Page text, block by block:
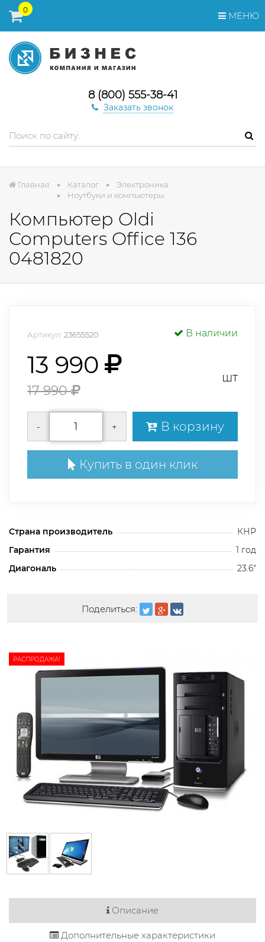
МЕНЮ
0
8 (800) 555-38-41
Заказать звонок
Главная Каталог
Электроника
Ноутбуки и компьютеры
Компьютер Oldi
Computers Office 136
0481820
Артикул: 23655520 В наличии
13 990
17 990
шт
- + В корзину
Купить в один клик
Страна производитель
КНР
Гарантия
1 год
Диагональ
23.6"
Поделиться:
РАСПРОДАЖА!
Описание
Дополнительные характеристики